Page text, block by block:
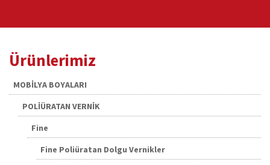
Ürünlerimiz
MOBİLYA BOYALARI
POLİÜRATAN VERNİK
Fine
Fine Poliüratan Dolgu Vernikler